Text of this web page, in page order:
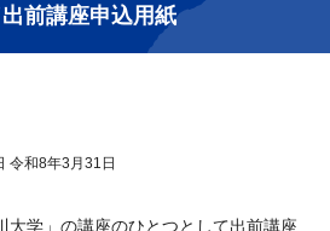
前講座申込用紙
和8年3月31日
大学」の講座のひとつとして出前講座